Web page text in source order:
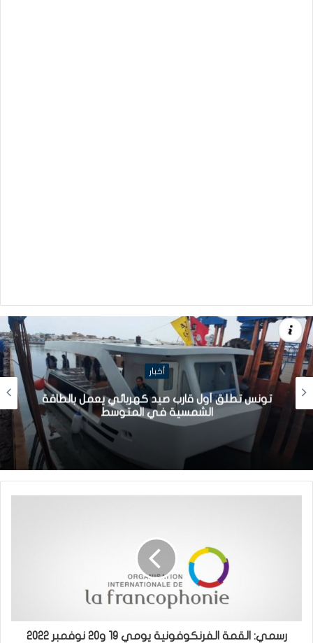
أخبار
تونس تطلق أول قارب صيد كهربائي يعمل بالطاقة
الشمسية في المتوسط
رسمي: القمة الفرنكوفونية يومي 19 و20 نوفمبر 2022